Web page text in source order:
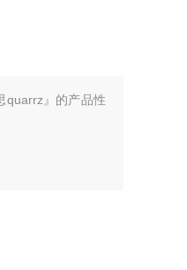
quarrz』的产品性